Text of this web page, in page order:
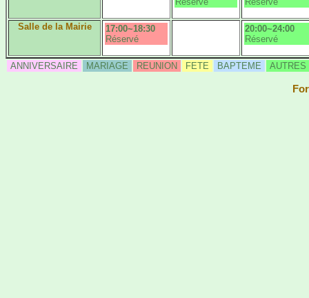
Salle de la Mairie
17:00~18:30
Réservé
20:00~24:00
Réservé
ANNIVERSAIRE MARIAGE REUNION FETE BAPTEME AUTRES